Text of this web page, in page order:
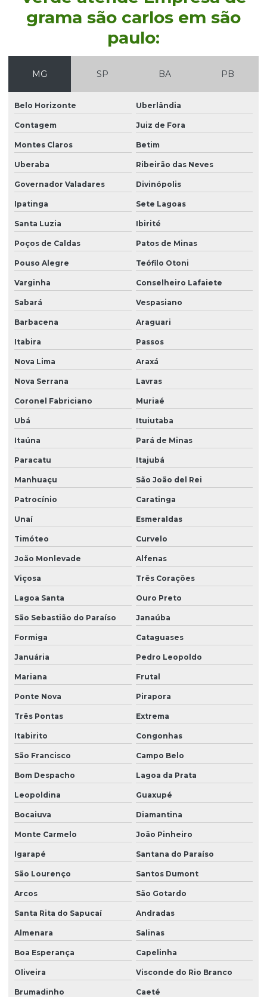
Distribuidor de grama esmeralda
Distribuidor de grama esmeralda em paraná
Distribuidor de grama esmeralda em são paulo
Distribuidor de grama para prefeitura
Distribuidor de grama santo agostinho
Distribuidor de grama santo agostinho em são paulo
Distribuidor de grama são carlos
Distribuidor de grama são carlos em paraná
Distribuidor de grama são carlos em são paulo
Distribuidor de leiva de grama em sp
Distribuidor de plantio de grama
Distribuidor de plantio de grama em paraná
Distribuidor de plantio de grama em são paulo
Empreiteira de plantio de grama esmeralda em sp
Empresa de árvores nativas em paraná
Empresa de árvores nativas em são paulo
Empresa de grama batatais
Empresa de grama bermuda
Empresa de grama bermuda em paraná
Empresa de grama bermuda em são paulo
Empresa de grama esmeralda
Empresa de grama esmeralda em paraná
Empresa de grama esmeralda em são paulo
Empresa de grama são carlos
Empresa de grama são carlos em são paulo
Empresa de hidrossemeadura
Empresa de leiva de grama
Empresa de plantio de grama
Empresa de plantio de grama em paraná
Empresa de plantio de grama em são paulo
Empresa produtora de grama batatais
Empresa produtora de grama para campo de golfe
Empresa produtora de grama entregue para obras
Empresa produtora de grama esmeralda
Empresa produtora de grama são carlos
Empresa produtora de leiva de grama
Equipe de plantio de grama esmeralda
Equipe de plantio de grama esmeralda em sp
Equipe de plantio de grama especializada em rodovias
Equipe de plantio de grama especializada em taludes
Execução de projeto de paisagismo
Fabricante de árvores nativas
Fabricante de árvores nativas em são paulo
grama são carlos em são
paulo:
MG SP BA PB
Belo Horizonte Uberlândia
Contagem Juiz de Fora
Montes Claros Betim
Uberaba Ribeirão das Neves
Governador Valadares Divinópolis
Ipatinga Sete Lagoas
Santa Luzia Ibirité
Poços de Caldas Patos de Minas
Pouso Alegre Teófilo Otoni
Varginha Conselheiro Lafaiete
Sabará Vespasiano
Barbacena Araguari
Itabira Passos
Nova Lima Araxá
Nova Serrana Lavras
Coronel Fabriciano Muriaé
Ubá Ituiutaba
Itaúna Pará de Minas
Paracatu Itajubá
Manhuaçu São João del Rei
Patrocínio Caratinga
Unaí Esmeraldas
Timóteo Curvelo
João Monlevade Alfenas
Viçosa Três Corações
Lagoa Santa Ouro Preto
São Sebastião do Paraíso Janaúba
Formiga Cataguases
Januária Pedro Leopoldo
Mariana Frutal
Ponte Nova Pirapora
Três Pontas Extrema
Itabirito Congonhas
São Francisco Campo Belo
Bom Despacho Lagoa da Prata
Leopoldina Guaxupé
Bocaiuva Diamantina
Monte Carmelo João Pinheiro
Igarapé Santana do Paraíso
São Lourenço Santos Dumont
Arcos São Gotardo
Santa Rita do Sapucaí Andradas
Almenara Salinas
Boa Esperança Capelinha
Oliveira Visconde do Rio Branco
Brumadinho Caeté